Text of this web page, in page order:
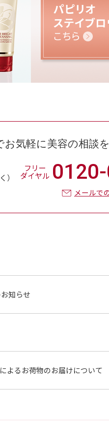
お気軽に美容の相談
）
フリー
ダイヤル
メールで
知らせ
よるお荷物のお届けについて